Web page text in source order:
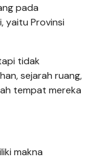
pada
yaitu Provinsi
tidak
sejarah ruang,
tempat mereka
makna